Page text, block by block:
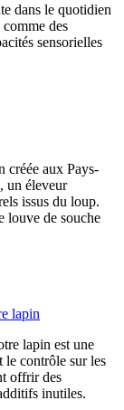
dans le quotidien
des
sensorielles
créée aux Pays-
un éleveur
issus du loup.
louve de souche
lapin
lapin est une
le contrôle sur les
offrir des
inutiles.